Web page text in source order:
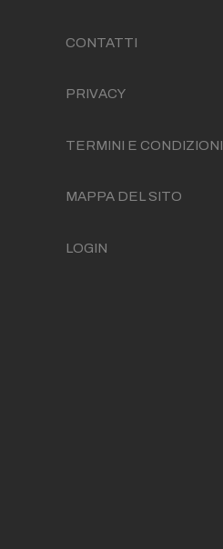
CONTATTI
PRIVACY
TERMINI E CONDIZIONI
MAPPA DEL SITO
LOGIN